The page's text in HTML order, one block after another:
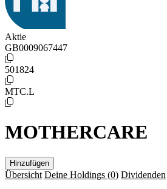
Aktie
GB0009067447
501824
MTC.L
MOTHERCARE
Hinzufügen
Übersicht Deine Holdings (0) Dividenden